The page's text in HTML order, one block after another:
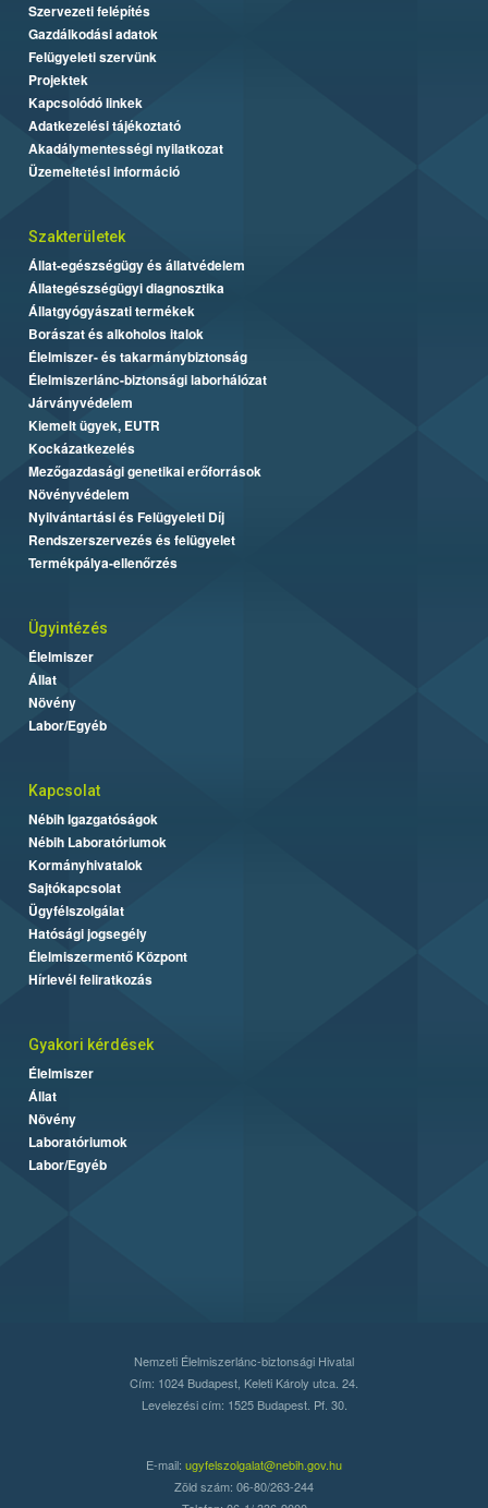
Szervezeti felépítés
Gazdálkodási adatok
Felügyeleti szervünk
Projektek
Kapcsolódó linkek
Adatkezelési tájékoztató
Akadálymentességi nyilatkozat
Üzemeltetési információ
Szakterületek
Állat-egészségügy és állatvédelem
Állategészségügyi diagnosztika
Állatgyógyászati termékek
Borászat és alkoholos italok
Élelmiszer- és takarmánybiztonság
Élelmiszerlánc-biztonsági laborhálózat
Járványvédelem
Kiemelt ügyek, EUTR
Kockázatkezelés
Mezőgazdasági genetikai erőforrások
Növényvédelem
Nyilvántartási és Felügyeleti Díj
Rendszerszervezés és felügyelet
Termékpálya-ellenőrzés
Ügyintézés
Élelmiszer
Állat
Növény
Labor/Egyéb
Kapcsolat
Nébih Igazgatóságok
Nébih Laboratóriumok
Kormányhivatalok
Sajtókapcsolat
Ügyfélszolgálat
Hatósági jogsegély
Élelmiszermentő Központ
Hírlevél feliratkozás
Gyakori kérdések
Élelmiszer
Állat
Növény
Laboratóriumok
Labor/Egyéb
Nemzeti Élelmiszerlánc-biztonsági Hivatal
Cím: 1024 Budapest, Keleti Károly utca. 24.
Levelezési cím: 1525 Budapest. Pf. 30.
E-mail: ugyfelszolgalat@nebih.gov.hu
Zöld szám: 06-80/263-244